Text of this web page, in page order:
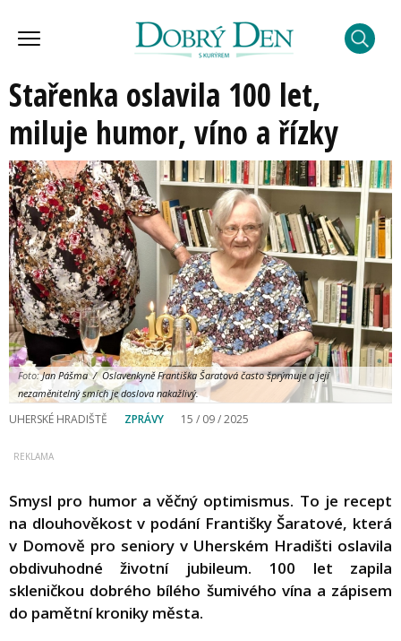
Stařenka oslavila 100 let,
miluje humor, víno a řízky
Foto:Jan Pášma / Oslavenkyně Františka Šaratová často šprýmuje a její
nezaměnitelný smích je doslova nakažlivý.
UHERSKÉ HRADIŠTĚ ZPRÁVY 15 / 09 / 2025
Smysl pro humor a věčný optimismus. To je recept
na dlouhověkost v podání Františky Šaratové, která
v Domově pro seniory v Uherském Hradišti oslavila
obdivuhodné životní jubileum. 100 let zapila
skleničkou dobrého bílého šumivého vína a zápisem
do pamětní kroniky města.